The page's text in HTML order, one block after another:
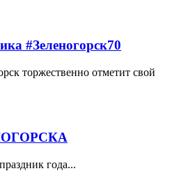
#Зеленогорск70
торжественно отметит свой
года...